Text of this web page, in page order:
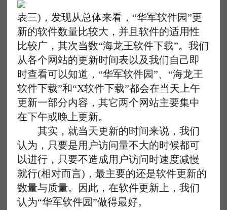
表三)，发现从总体来看，“华军软件园”更
新的软件数量比较大，并且软件的适用性
比较广，其次当数“海龙王软件下载”。我们
从各个网站的更新时间表以及我们自己即
时查看可以知道，“华军软件园”、“海龙王
软件下载”和“X软件下载”都会在当天上午
更新一部分内容，其它两个网站主要集中
在下午或晚上更新。
其实，就当天更新的时间来说，我们
认为，只要是用户访问量不大的时候都可
以进行，只要不造成用户访问时速度减慢
就行(相对而言)，最主要的还是软件更新的
数量与质量。因此，在软件更新上，我们
认为“华军软件园”做得最好。